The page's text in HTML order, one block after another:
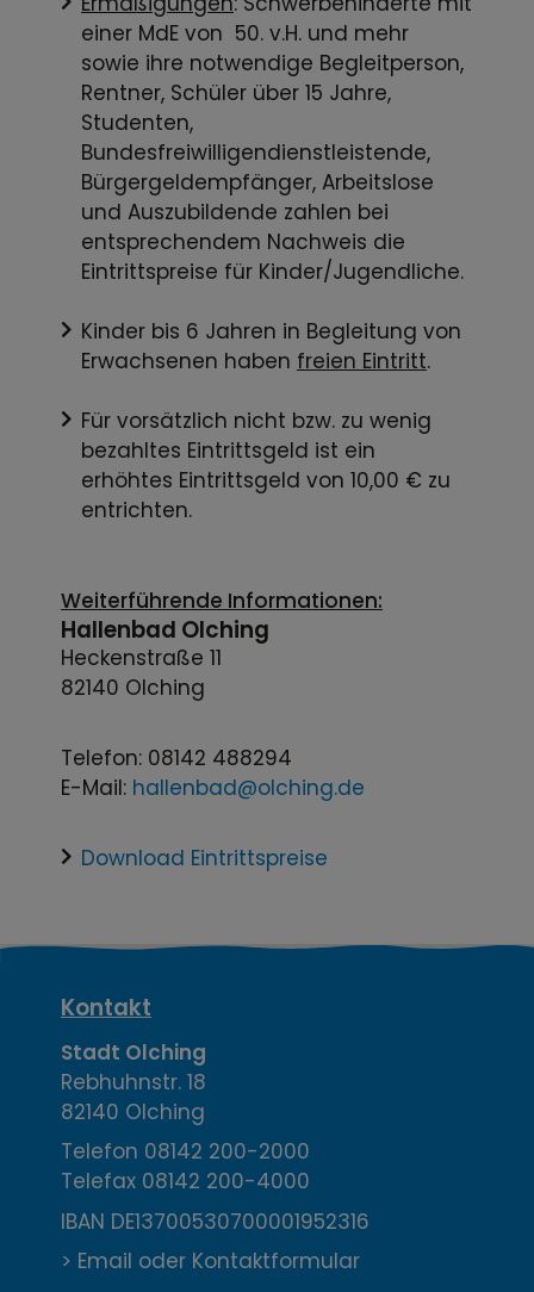
einer MdE von 50. v.H. und mehr
sowie ihre notwendige Begleitperson,
Rentner, Schüler über 15 Jahre,
Studenten,
Bundesfreiwilligendienstleistende,
Bürgergeldempfänger, Arbeitslose
und Auszubildende zahlen bei
entsprechendem Nachweis die
Eintrittspreise für Kinder/Jugendliche.
Kinder bis 6 Jahren in Begleitung von
Erwachsenen haben freien Eintritt.
Für vorsätzlich nicht bzw. zu wenig
bezahltes Eintrittsgeld ist ein
erhöhtes Eintrittsgeld von 10,00 € zu
entrichten.
Weiterführende Informationen:
Hallenbad Olching
Heckenstraße 11
82140 Olching
Telefon: 08142 488294
E-Mail: hallenbad@olching.de
Download Eintrittspreise
K
o
n
t
a
k
Kontakt
Stadt Olching
Rebhuhnstr. 18
82140 Olching
Telefon 08142 200-2000
Telefax 08142 200-4000
IBAN DE13700530700001952316
> Email oder Kontaktformular